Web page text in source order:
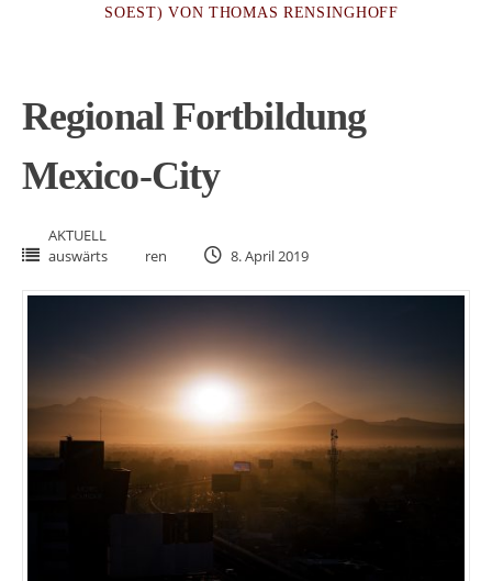
SOEST) VON THOMAS RENSINGHOFF
Regional Fortbildung
Mexico-City
AKTUELL
auswärts
ren 8. April 2019